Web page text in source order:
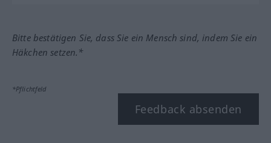
Bitte bestätigen Sie, dass Sie ein Mensch sind, indem Sie ein
Häkchen setzen.*
*Pflichtfeld
Feedback absenden